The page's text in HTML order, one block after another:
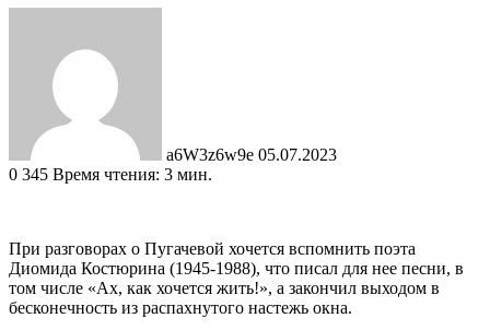
a6W3z6w9e 05.07.2023
0 345 Время чтения: 3 мин.
При разговорах о Пугачевой хочется вспомнить поэта
Диомида Костюрина (1945-1988), что писал для нее песни, в
том числе «Ах, как хочется жить!», а закончил выходом в
бесконечность из распахнутого настежь окна.